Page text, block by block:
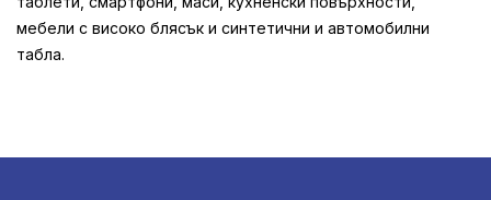
мебели с високо блясък и синтетични и автомобилни
табла.